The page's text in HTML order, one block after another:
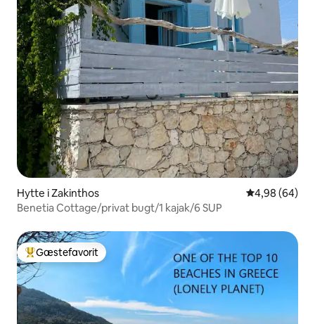
Hytte i Zakinthos 4,98 ud af 5 i
4,98 (64)
Benetia Cottage/privat bugt/1 kajak/6 SUP
Bedste gæstefavorit
Gæstefavorit